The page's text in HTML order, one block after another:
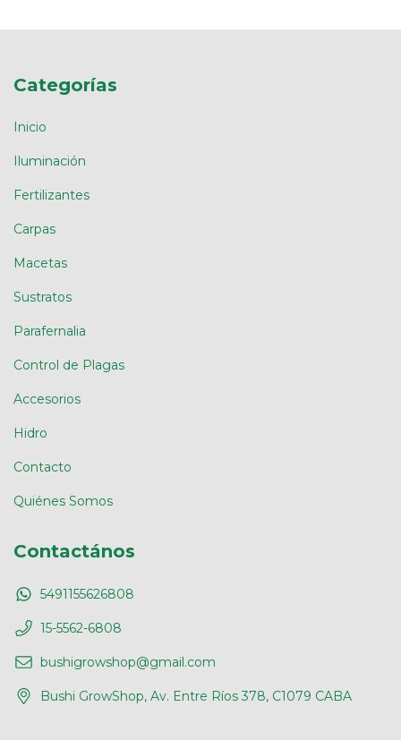
Categorías
Inicio
Iluminación
Fertilizantes
Carpas
Macetas
Sustratos
Parafernalia
Control de Plagas
Accesorios
Hidro
Contacto
Quiénes Somos
Contactános
5491155626808
15-5562-6808
bushigrowshop@gmail.com
Bushi GrowShop, Av. Entre Ríos 378, C1079 CABA